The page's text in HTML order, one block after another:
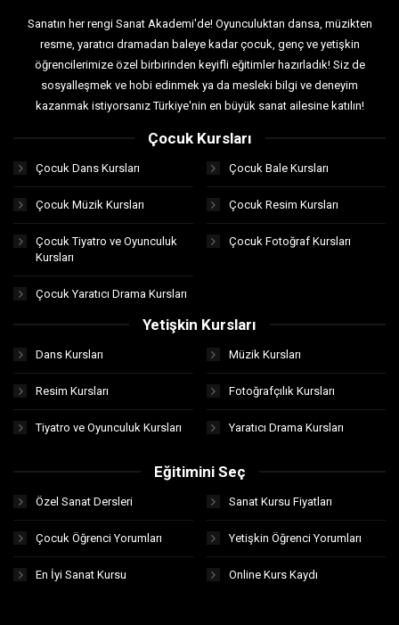
Sanatın her rengi Sanat Akademi'de! Oyunculuktan dansa, müzikten
resme, yaratıcı dramadan baleye kadar çocuk, genç ve yetişkin
öğrencilerimize özel birbirinden keyifli eğitimler hazırladık! Siz de
sosyalleşmek ve hobi edinmek ya da mesleki bilgi ve deneyim
kazanmak istiyorsanız Türkiye'nin en büyük sanat ailesine katılın!
Çocuk Kursları
Çocuk Dans Kursları Çocuk Bale Kursları
Çocuk Müzik Kursları Çocuk Resim Kursları
Çocuk Tiyatro ve Oyunculuk
Kursları
Çocuk Fotoğraf Kursları
Çocuk Yaratıcı Drama Kursları
Yetişkin Kursları
Dans Kursları Müzik Kursları
Resim Kursları Fotoğrafçılık Kursları
Tiyatro ve Oyunculuk Kursları Yaratıcı Drama Kursları
Eğitimini Seç
Özel Sanat Dersleri Sanat Kursu Fiyatları
Çocuk Öğrenci Yorumları Yetişkin Öğrenci Yorumları
En İyi Sanat Kursu Online Kurs Kaydı